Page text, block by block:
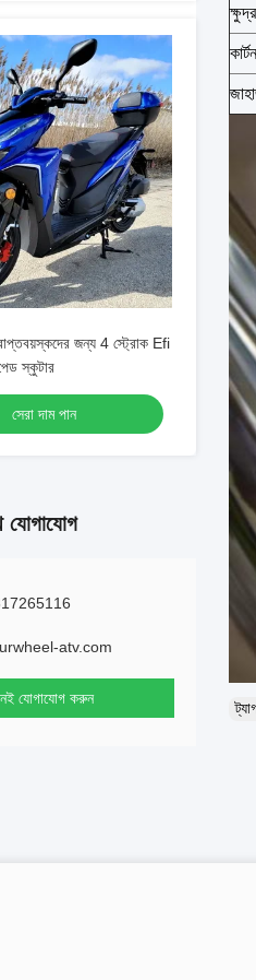
জন্য 4 স্ট্রোক Efi
স্কুটার
সেরা দাম পান
যোগাযোগ
atv.com
যোগাযোগ করুন